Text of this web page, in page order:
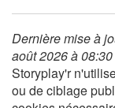
Dernière mise à
août 2026 à 08:30
Storyplay'r
ou de ciblage